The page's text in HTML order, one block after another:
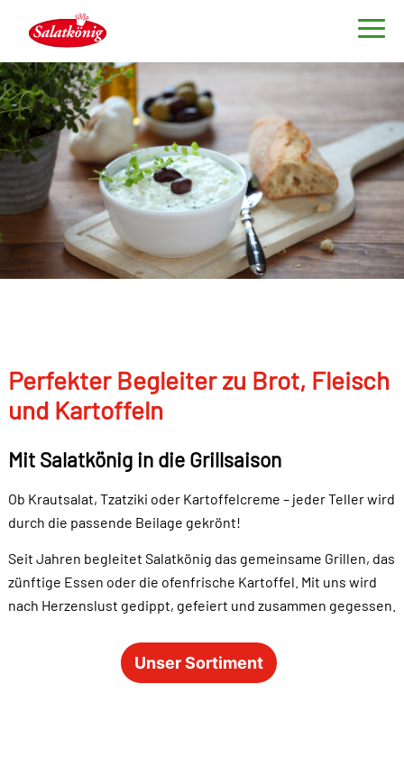
Perfekter Begleiter zu Brot, Fleisch
und Kartoffeln
Mit Salatkönig in die Grillsaison
Ob Krautsalat, Tzatziki oder Kartoffelcreme – jeder Teller wird
durch die passende Beilage gekrönt!
Seit Jahren begleitet Salatkönig das gemeinsame Grillen, das
zünftige Essen oder die ofenfrische Kartoffel. Mit uns wird
nach Herzenslust gedippt, gefeiert und zusammen gegessen.
Unser Sortiment